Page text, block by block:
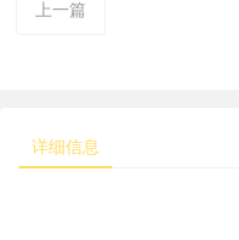
上一篇
详细信息